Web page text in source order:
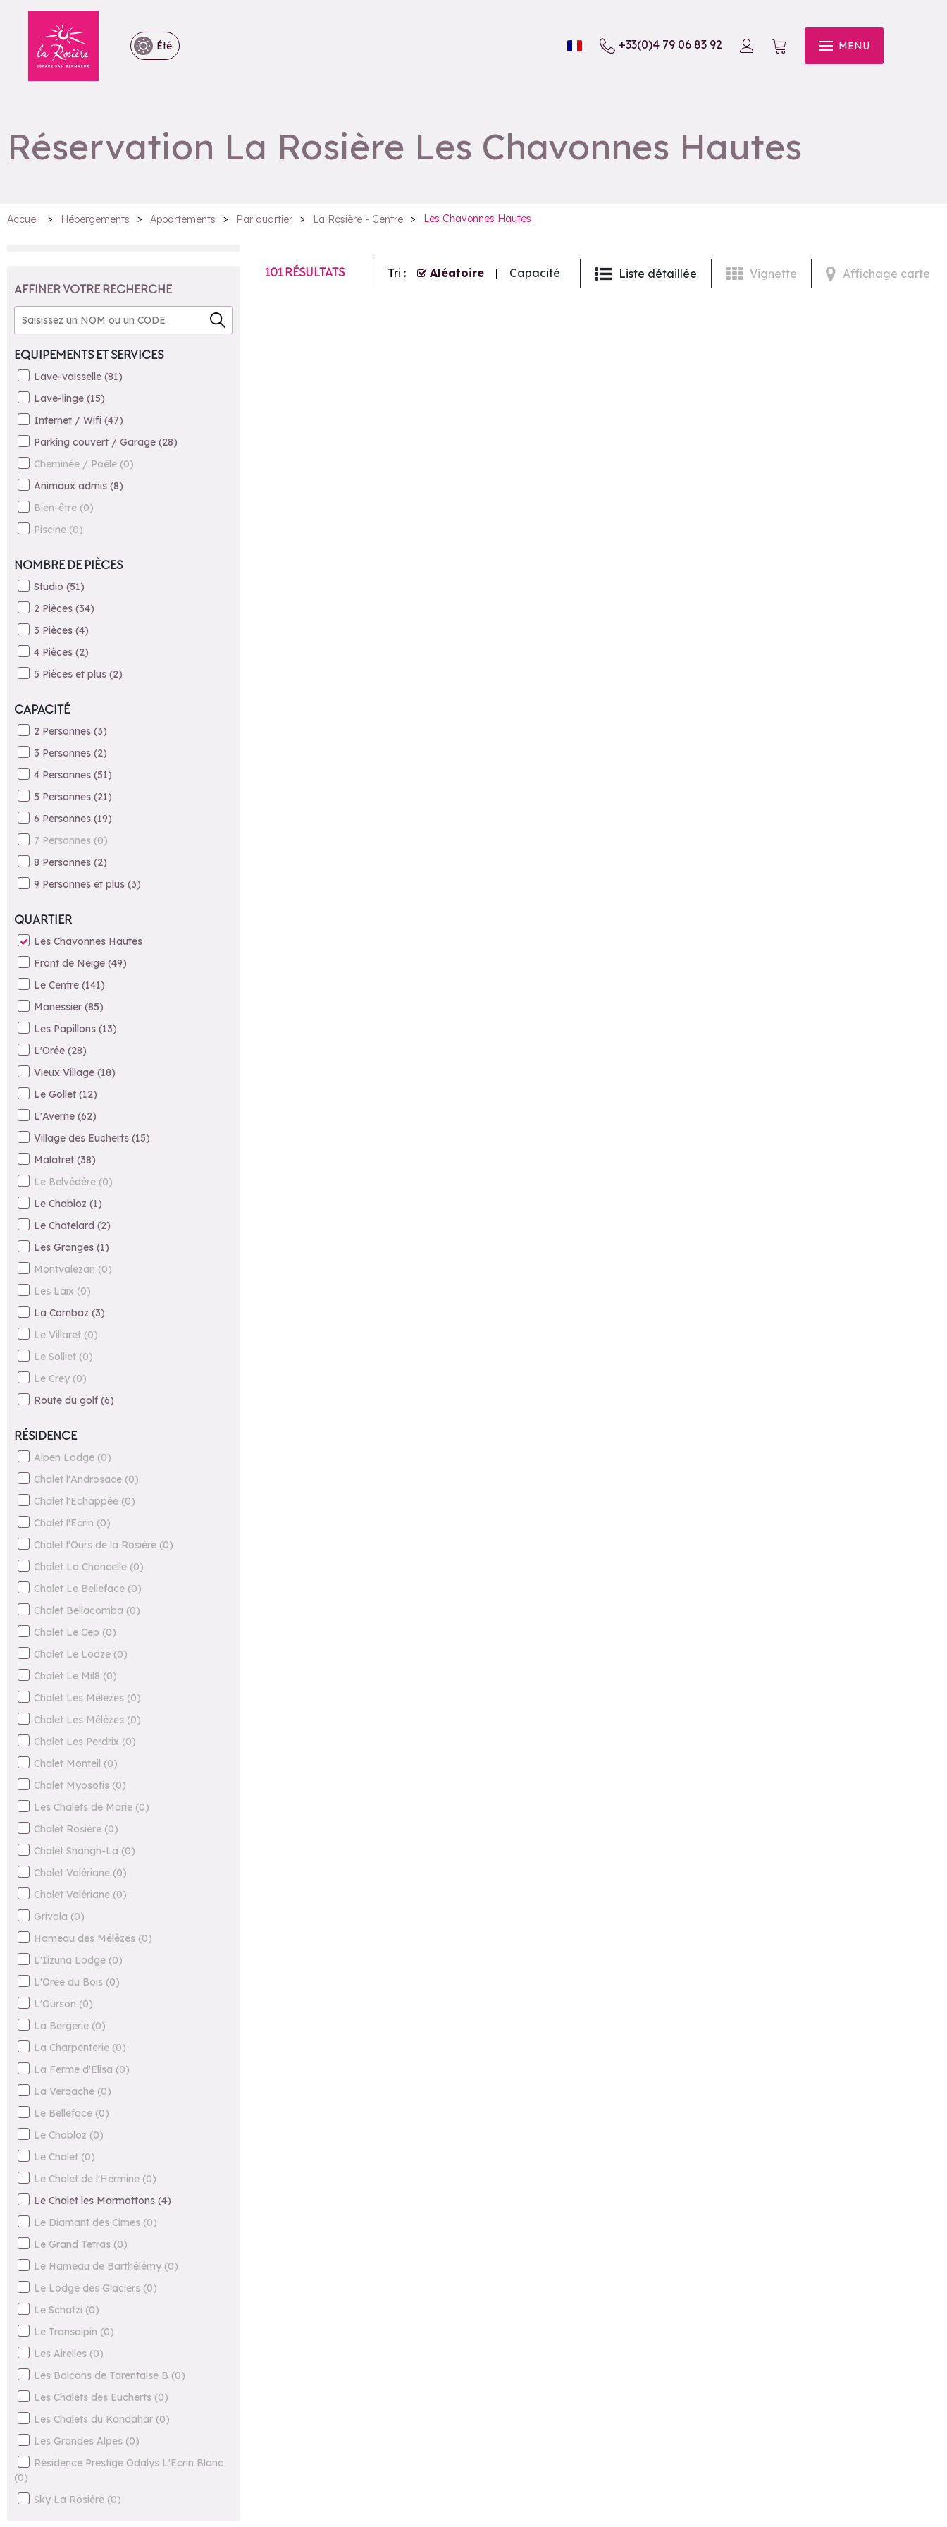
Été +33(0)4 79 06 83 92 MENU
Réservation La Rosière Les Chavonnes Hautes
Accueil > Hébergements > Appartements > Par quartier > La Rosière - Centre > Les Chavonnes Hautes
AFFINER VOTRE RECHERCHE
EQUIPEMENTS ET SERVICES
Lave-vaisselle (81)
Lave-linge (15)
Internet / Wifi (47)
Parking couvert / Garage (28)
Cheminée / Poêle (0)
Animaux admis (8)
Bien-être (0)
Piscine (0)
NOMBRE DE PIÈCES
Studio (51)
2 Pièces (34)
3 Pièces (4)
4 Pièces (2)
5 Pièces et plus (2)
CAPACITÉ
2 Personnes (3)
3 Personnes (2)
4 Personnes (51)
5 Personnes (21)
6 Personnes (19)
7 Personnes (0)
8 Personnes (2)
9 Personnes et plus (3)
QUARTIER
Les Chavonnes Hautes
Front de Neige (49)
Le Centre (141)
Manessier (85)
Les Papillons (13)
L'Orée (28)
Vieux Village (18)
Le Gollet (12)
L'Averne (62)
Village des Eucherts (15)
Malatret (38)
Le Belvédère (0)
Le Chabloz (1)
Le Chatelard (2)
Les Granges (1)
Montvalezan (0)
Les Laix (0)
La Combaz (3)
Le Villaret (0)
Le Solliet (0)
Le Crey (0)
Route du golf (6)
RÉSIDENCE
Alpen Lodge (0)
Chalet l'Androsace (0)
Chalet l'Echappée (0)
Chalet l'Ecrin (0)
Chalet l'Ours de la Rosière (0)
Chalet La Chancelle (0)
Chalet Le Belleface (0)
Chalet Bellacomba (0)
Chalet Le Cep (0)
Chalet Le Lodze (0)
Chalet Le Mil8 (0)
Chalet Les Mélezes (0)
Chalet Les Mélèzes (0)
Chalet Les Perdrix (0)
Chalet Monteil (0)
Chalet Myosotis (0)
Les Chalets de Marie (0)
Chalet Rosière (0)
Chalet Shangri-La (0)
Chalet Valériane (0)
Chalet Valériane (0)
Grivola (0)
Hameau des Mélèzes (0)
L'Iizuna Lodge (0)
L'Orée du Bois (0)
L'Ourson (0)
La Bergerie (0)
La Charpenterie (0)
La Ferme d'Elisa (0)
La Verdache (0)
Le Belleface (0)
Le Chabloz (0)
Le Chalet (0)
Le Chalet de l'Hermine (0)
Le Chalet les Marmottons (4)
Le Diamant des Cimes (0)
Le Grand Tetras (0)
Le Hameau de Barthélémy (0)
Le Lodge des Glaciers (0)
Le Schatzi (0)
Le Transalpin (0)
Les Airelles (0)
Les Balcons de Tarentaise B (0)
Les Chalets des Eucherts (0)
Les Chalets du Kandahar (0)
Les Grandes Alpes (0)
Résidence Prestige Odalys L'Ecrin Blanc
(0)
Sky La Rosière (0)
Liste détaillée Vignette Affichage carte
101RÉSULTATS Tri : Aléatoire Capacité